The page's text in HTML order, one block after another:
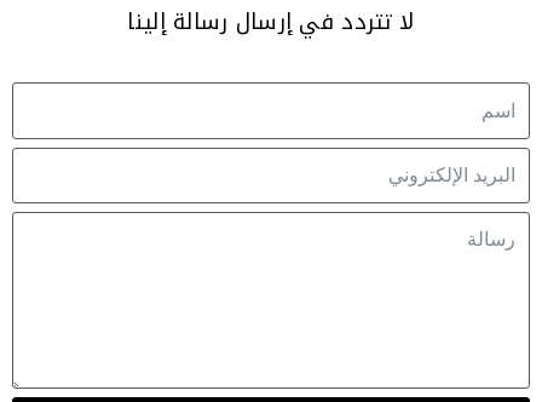
لا تتردد في إرسال رسالة إلينا